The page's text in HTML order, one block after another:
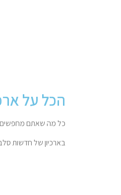
הכל על
כל מה שאתם מחפשים
בארכיון של חדשות